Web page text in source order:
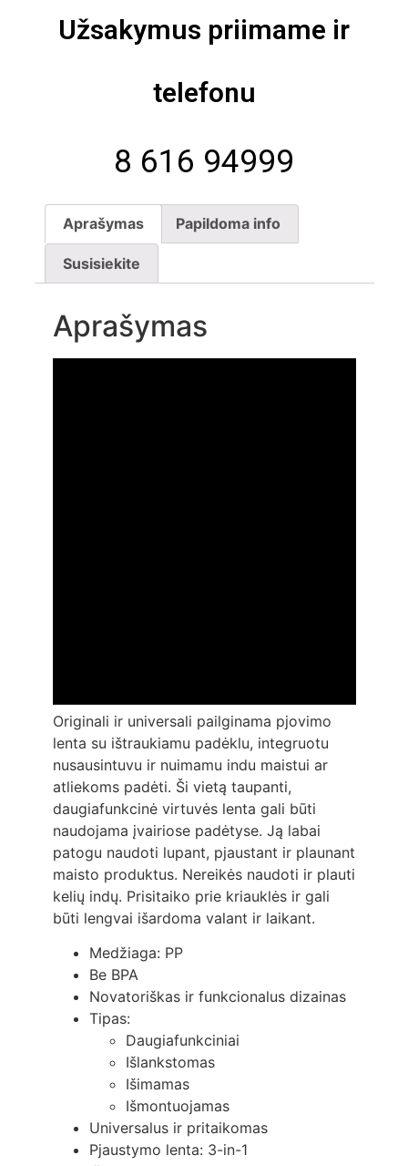
Užsakymus priimame ir
telefonu
8 616 94999
Aprašymas Papildoma info
Susisiekite
Aprašymas
Originali ir universali pailginama pjovimo
lenta su ištraukiamu padėklu, integruotu
nusausintuvu ir nuimamu indu maistui ar
atliekoms padėti. Ši vietą taupanti,
daugiafunkcinė virtuvės lenta gali būti
naudojama įvairiose padėtyse. Ją labai
patogu naudoti lupant, pjaustant ir plaunant
maisto produktus. Nereikės naudoti ir plauti
kelių indų. Prisitaiko prie kriauklės ir gali
būti lengvai išardoma valant ir laikant.
Medžiaga: PP
Be BPA
Novatoriškas ir funkcionalus dizainas
Tipas:
Daugiafunkciniai
Išlankstomas
Išimamas
Išmontuojamas
Universalus ir pritaikomas
Pjaustymo lenta: 3-in-1